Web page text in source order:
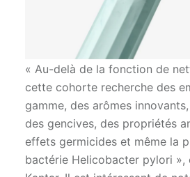
« Au-delà de la fonction de
cette cohorte recherche des
gamme, des arômes
des gencives, des propriétés
effets germicides et même la
bactérie Helicobacter pylori »,